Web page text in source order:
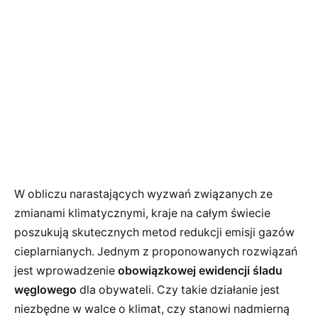
W obliczu narastających wyzwań związanych ze
zmianami klimatycznymi, kraje na całym świecie
poszukują skutecznych metod redukcji emisji gazów
cieplarnianych. Jednym z proponowanych rozwiązań
jest wprowadzenie obowiązkowej ewidencji śladu
węglowego dla obywateli. Czy takie działanie jest
niezbędne w walce o klimat, czy stanowi nadmierną